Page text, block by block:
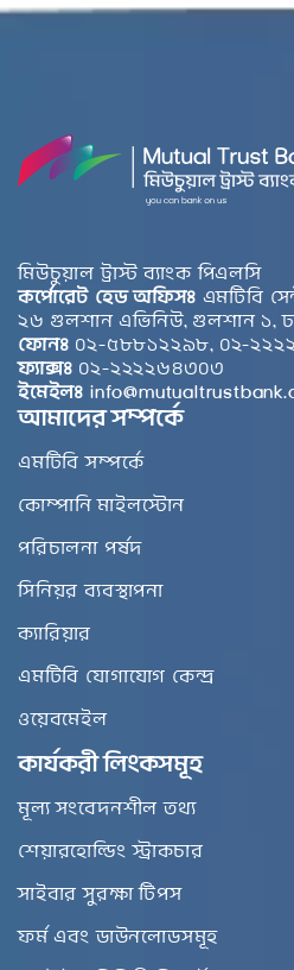
মিউচুয়াল ট্রাস্ট ব্যাংক পিএলসি
কর্পোরেট হেড অফিসঃ এমটিবি
২৬ গুলশান এভিনিউ, গুলশান ১,
ফোনঃ ০২-৫৮৮১২২৯৮, ০২-
ফ্যাক্সঃ ০২-২২২২৬৪৩০৩
ইমেইলঃ
আমাদের সম্পর্কে
এমটিবি সম্পর্কে
কোম্পানি মাইলস্টোন
পরিচালনা পর্ষদ
সিনিয়র ব্যবস্থাপনা
ক্যারিয়ার
এমটিবি যোগাযোগ কেন্দ্র
ওয়েবমেইল
কার্যকরী লিংকসমূহ
মূল্য সংবেদনশীল তথ্য
শেয়ারহোল্ডিং স্ট্রাকচার
সাইবার সুরক্ষা টিপস
ফর্ম এবং ডাউনলোডসমূহ